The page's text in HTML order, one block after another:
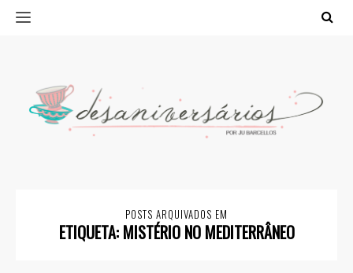
POSTS ARQUIVADOS EM
ETIQUETA: MISTÉRIO NO MEDITERRÂNEO